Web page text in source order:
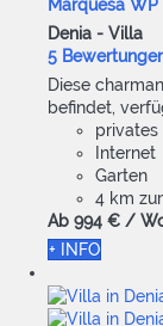
Marquesa WP
Denia - Villa
5
Diese
befindet,
privates
Internet
Garten
4 km
Ab 994 € /
+ INFO